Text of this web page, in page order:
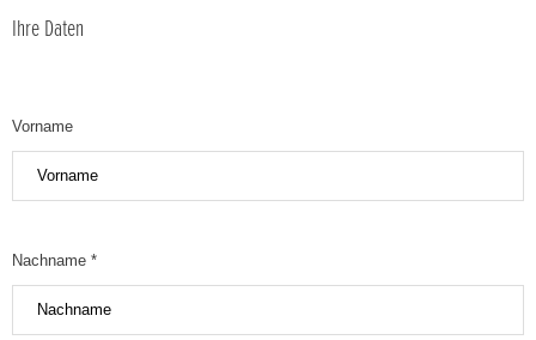
Ihre Daten
Vorname
Nachname *